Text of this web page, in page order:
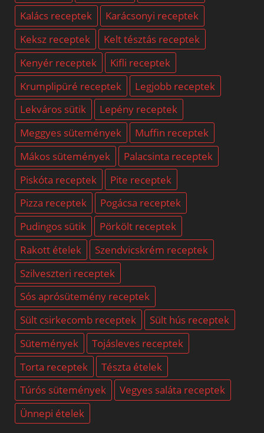
Kalács receptek
Karácsonyi receptek
Keksz receptek
Kelt tésztás receptek
Kenyér receptek
Kifli receptek
Krumplipüré receptek
Legjobb receptek
Lekváros sütik
Lepény receptek
Meggyes sütemények
Muffin receptek
Mákos sütemények
Palacsinta receptek
Piskóta receptek
Pite receptek
Pizza receptek
Pogácsa receptek
Pudingos sütik
Pörkölt receptek
Rakott ételek
Szendvicskrém receptek
Szilveszteri receptek
Sós aprósütemény receptek
Sült csirkecomb receptek
Sült hús receptek
Sütemények
Tojásleves receptek
Torta receptek
Tészta ételek
Túrós sütemények
Vegyes saláta receptek
Ünnepi ételek